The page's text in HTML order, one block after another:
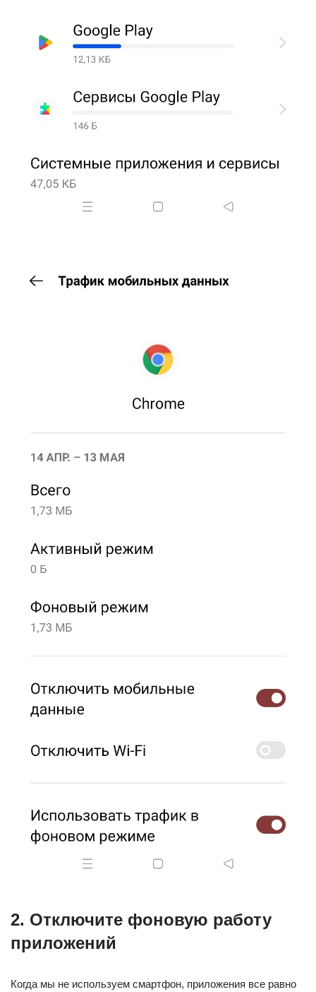
2. Отключите фоновую работу
приложений
Когда мы не используем смартфон, приложения все равно